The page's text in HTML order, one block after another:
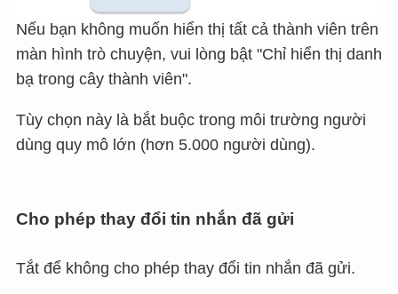
Nếu bạn không muốn hiển thị tất cả thành viên trên
màn hình trò chuyện, vui lòng bật "Chỉ hiển thị danh
bạ trong cây thành viên".
Tùy chọn này là bắt buộc trong môi trường người
dùng quy mô lớn (hơn 5.000 người dùng).
Cho phép thay đổi tin nhắn đã gửi
Tắt để không cho phép thay đổi tin nhắn đã gửi.